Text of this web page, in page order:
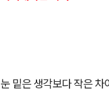
눈 밑은 생각보다 작은